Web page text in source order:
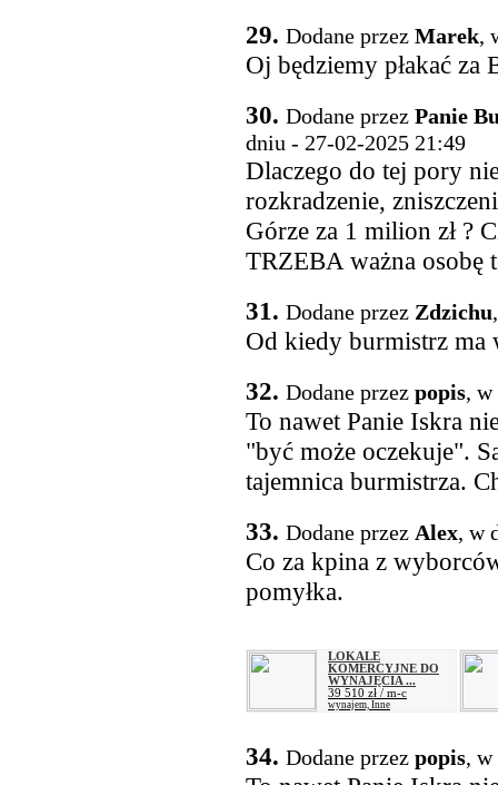
29. Dodane przez Marek,
Oj będziemy płakać za
30. Dodane przez Panie
dniu - 27-02-2025 21:49
Dlaczego do tej pory
rozkradzenie,
Górze za 1 milion zł ?
TRZEBA ważna osobę
31. Dodane przez Zdzichu
Od kiedy burmistrz ma
32. Dodane przez popis, w
To nawet Panie Iskra
"być może oczekuje".
tajemnica burmistrza.
33. Dodane przez Alex, w
Co za kpina z
pomyłka.
LOKALE
KOMERCYJNE DO
WYNAJĘCIA ...
39 510 zł / m-c
wynajem, Inne
34. Dodane przez popis, w